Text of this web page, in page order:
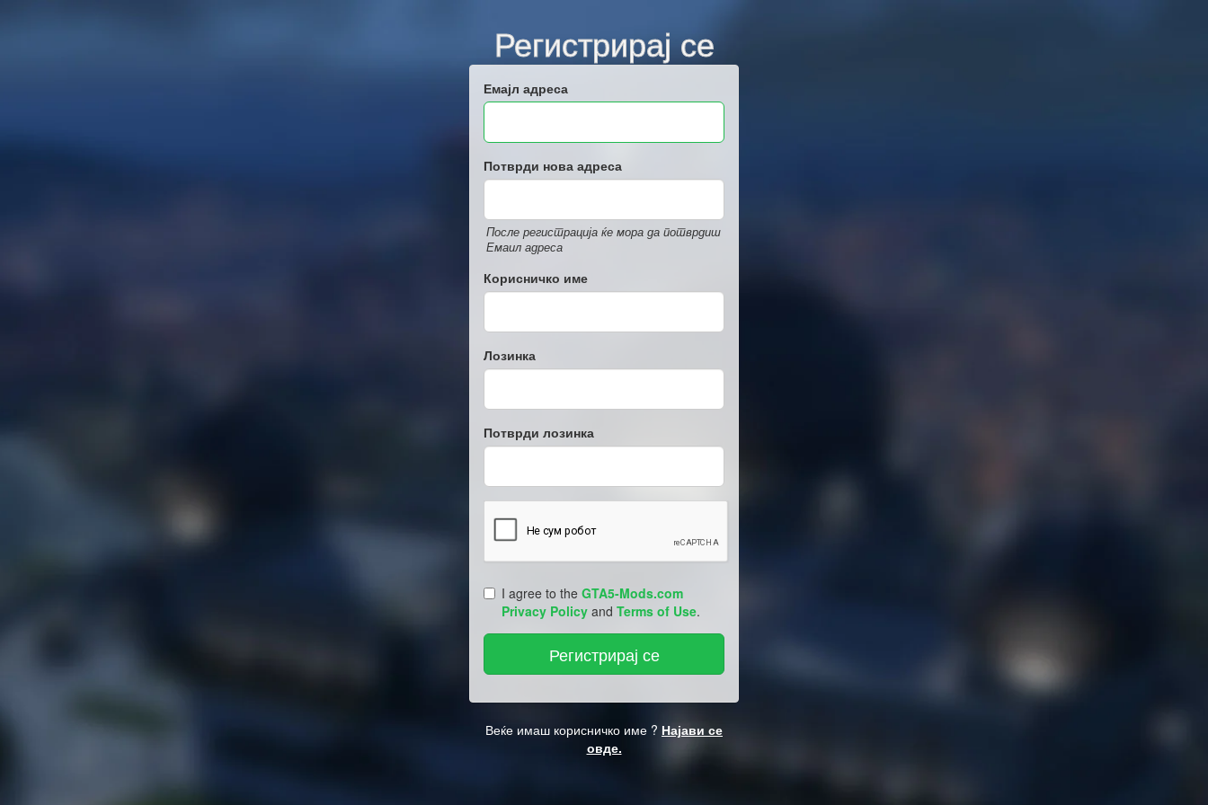
Регистрирај се
Емајл адреса
Потврди нова адреса
После регистрација ќе мора да потврдиш
Емаил адреса
Корисничко име
Лозинка
Потврди лозинка
I agree to the GTA5-Mods.com
Privacy Policy and Terms of Use.
Веќе имаш корисничко име ? Најави се
овде.